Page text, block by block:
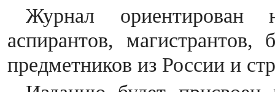
Журнал
аспирантов, магистрантов,
предметников из России и